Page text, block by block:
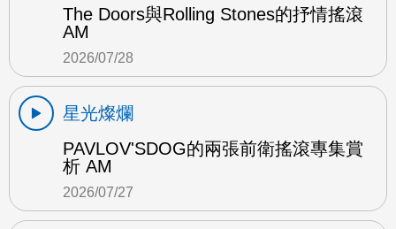
The Doors與Rolling Stones的抒情搖滾
AM
2026/07/28
星光燦爛
PAVLOV'SDOG的兩張前衛搖滾專集賞
析 AM
2026/07/27